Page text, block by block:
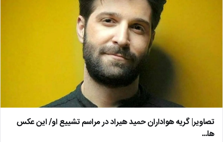
تصاویر| گریه هواداران حمید هیراد در مراسم تشییع او/ این عکس
ها…